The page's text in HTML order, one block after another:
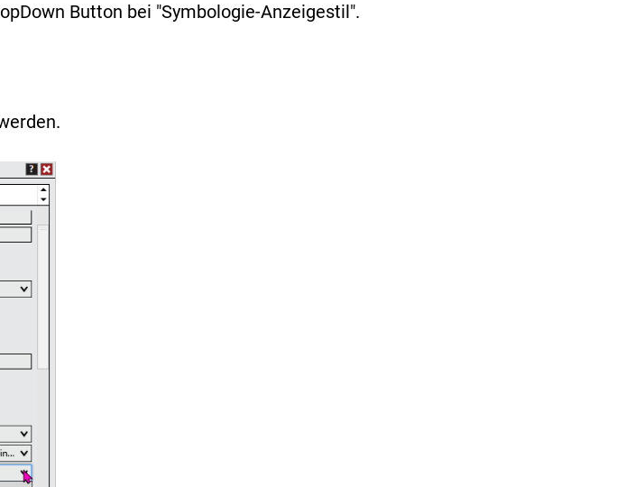
Button bei "Symbologie-Anzeigestil".